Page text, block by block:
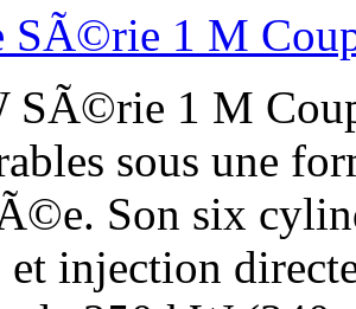
SÃ©rie 1 M
SÃ©rie 1 M
sous une
Son six
injection